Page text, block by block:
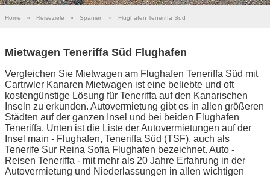
Home » Reiseziele » Spanien » Flughafen Teneriffa Süd
Mietwagen Teneriffa Süd Flughafen
Vergleichen Sie Mietwagen am Flughafen Teneriffa Süd mit
Cartrwler Kanaren Mietwagen ist eine beliebte und oft
kostengünstige Lösung für Teneriffa auf den Kanarischen
Inseln zu erkunden. Autovermietung gibt es in allen größeren
Städten auf der ganzen Insel und bei beiden Flughafen
Teneriffa. Unten ist die Liste der Autovermietungen auf der
Insel main - Flughafen, Teneriffa Süd (TSF), auch als
Tenerife Sur Reina Sofia Flughafen bezeichnet. Auto -
Reisen Teneriffa - mit mehr als 20 Jahre Erfahrung in der
Autovermietung und Niederlassungen in allen wichtigen